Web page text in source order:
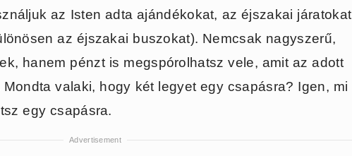
az Isten adta ajándékokat, az éjszakai járatokat
az éjszakai buszokat). Nemcsak nagyszerű,
hanem pénzt is megspórolhatsz vele, amit az adott
valaki, hogy két legyet egy csapásra? Igen, mi
egy csapásra.